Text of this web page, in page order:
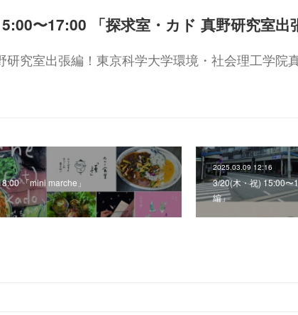
〜17:00 「探求室・カド 真野研究室出
究室出張編！東京科学大学環境・社会理工学院
「mini marche」
2025.03.09 12:16
3/20(木・祝) 15:00〜
編」